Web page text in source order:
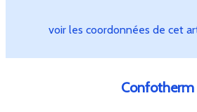
voir les coordonnées de cet
Confotherm